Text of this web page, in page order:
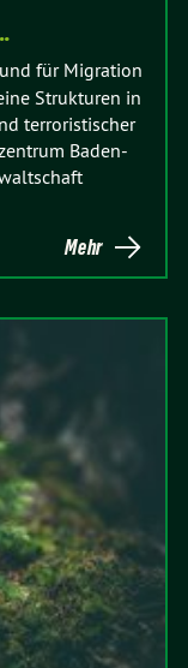
für Migration
Strukturen in
terroristischer
Baden-
Mehr